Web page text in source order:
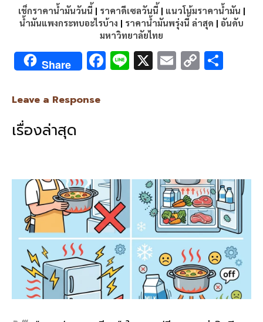
เช็กราคาน้ำมันวันนี้ | ราคาดีเซลวันนี้ | แนวโน้มราคาน้ำมัน |
น้ำมันแพงกระทบอะไรบ้าง | ราคาน้ำมันพรุ่งนี้ ล่าสุด | อันดับ
มหาวิทยาลัยไทย
Share F
k
Li X E C
Leave a Response
เรื่องล่าสุด